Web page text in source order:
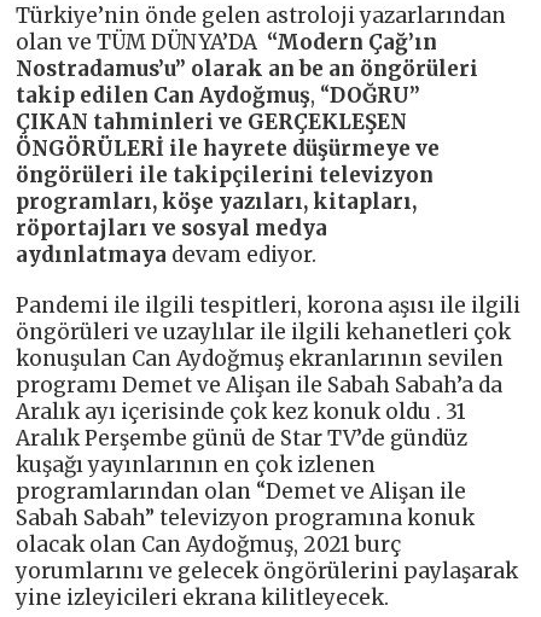
Türkiye’nin önde gelen astroloji yazarlarından
olan ve TÜM DÜNYA’DA “Modern Çağ’ın
Nostradamus’u” olarak an be an öngörüleri
takip edilen Can Aydoğmuş, “DOĞRU”
ÇIKAN tahminleri ve GERÇEKLEŞEN
ÖNGÖRÜLERİ ile hayrete düşürmeye ve
öngörüleri ile takipçilerini televizyon
programları, köşe yazıları, kitapları,
röportajları ve sosyal medya
aydınlatmaya devam ediyor.
Pandemi ile ilgili tespitleri, korona aşısı ile ilgili
öngörüleri ve uzaylılar ile ilgili kehanetleri çok
konuşulan Can Aydoğmuş ekranlarının sevilen
programı Demet ve Alişan ile Sabah Sabah’a da
Aralık ayı içerisinde çok kez konuk oldu . 31
Aralık Perşembe günü de Star TV’de gündüz
kuşağı yayınlarının en çok izlenen
programlarından olan “Demet ve Alişan ile
Sabah Sabah” televizyon programına konuk
olacak olan Can Aydoğmuş, 2021 burç
yorumlarını ve gelecek öngörülerini paylaşarak
yine izleyicileri ekrana kilitleyecek.